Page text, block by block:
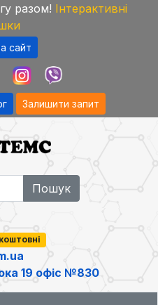
разом! Інтерактивні
сайт
Залишити запит
19 офіс №830